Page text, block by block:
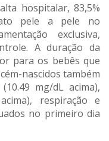
hospitalar, 83,5%
pele a pele no
exclusiva,
A duração da
para os bebês que
nascidos também
mg/dL acima),
respiração e
no primeiro dia